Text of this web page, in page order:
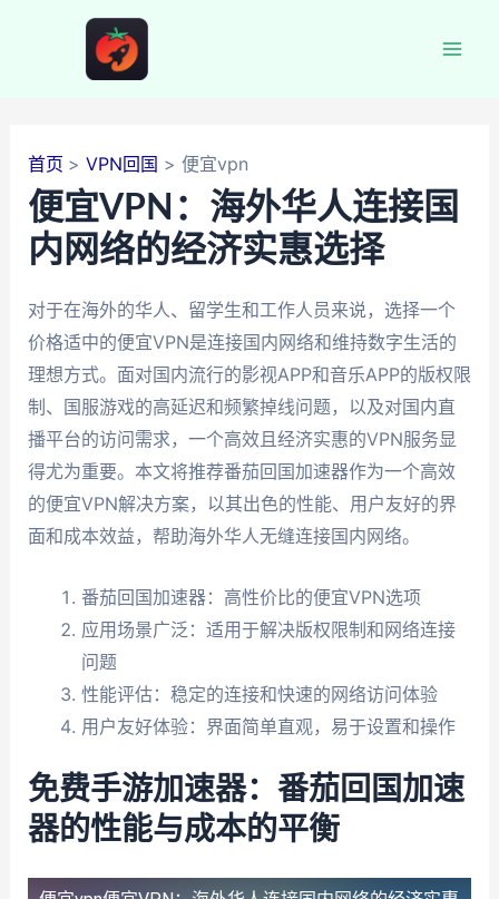
首页 VPN回国 便宜vpn
便宜VPN：海外华人连接国
内网络的经济实惠选择
对于在海外的华人、留学生和工作人员来说，选择一个
价格适中的便宜VPN是连接国内网络和维持数字生活的
理想方式。面对国内流行的影视APP和音乐APP的版权限
制、国服游戏的高延迟和频繁掉线问题，以及对国内直
播平台的访问需求，一个高效且经济实惠的VPN服务显
得尤为重要。本文将推荐番茄回国加速器作为一个高效
的便宜VPN解决方案，以其出色的性能、用户友好的界
面和成本效益，帮助海外华人无缝连接国内网络。
番茄回国加速器：高性价比的便宜VPN选项
应用场景广泛：适用于解决版权限制和网络连接
问题
性能评估：稳定的连接和快速的网络访问体验
用户友好体验：界面简单直观，易于设置和操作
免费手游加速器：番茄回国加速
器的性能与成本的平衡